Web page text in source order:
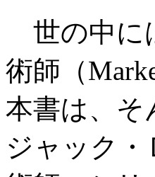
世の中に
術師（
本書は、そ
ジャック